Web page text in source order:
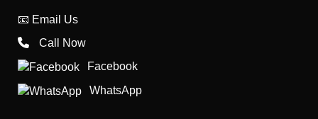
📧 Email Us
Call Now
Facebook
WhatsApp